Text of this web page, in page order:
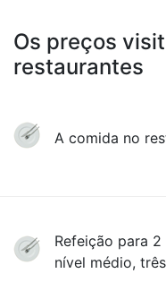
Os preços
restaurantes
A comida no
Refeição para
nível médio,